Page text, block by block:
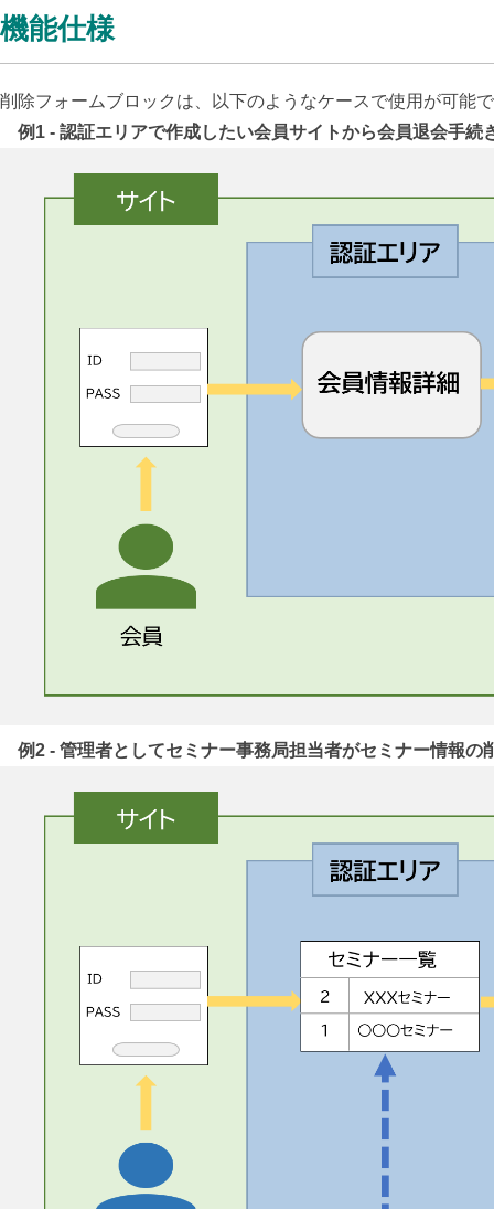
機能仕様
削除フォームブロックは、以下のようなケースで使用が可能
例1 - 認証エリアで作成したい会員サイトから会員退会手続
例2 - 管理者としてセミナー事務局担当者がセミナー情報の